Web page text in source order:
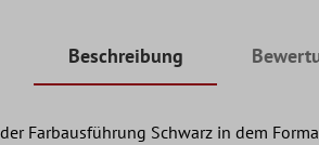
Beschreibung
Farbausführung Schwarz in dem